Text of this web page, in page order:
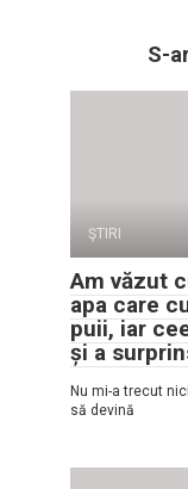
S-
ŞTIRI
Am văzut
apa care
puii, iar
și a
Nu mi-a trecut
să devină